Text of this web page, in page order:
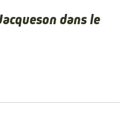
dans le